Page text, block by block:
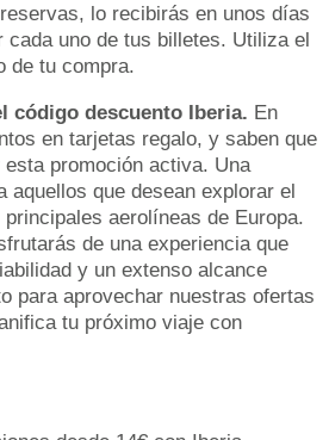
lo recibirás en unos días
cada uno de tus billetes. Utiliza el
de tu compra.
código descuento Iberia. En
en tarjetas regalo, y saben que
promoción activa. Una
aquellos que desean explorar el
aerolíneas de Europa.
de una experiencia que
y un extenso alcance
para aprovechar nuestras ofertas
tu próximo viaje con